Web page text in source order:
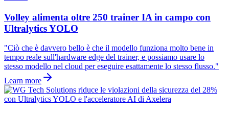
Volley alimenta oltre 250 trainer IA in campo con
Ultralytics YOLO
"Ciò che è davvero bello è che il modello funziona molto bene in
tempo reale sull'hardware edge del trainer, e possiamo usare lo
stesso modello nel cloud per eseguire esattamente lo stesso flusso."
Learn more